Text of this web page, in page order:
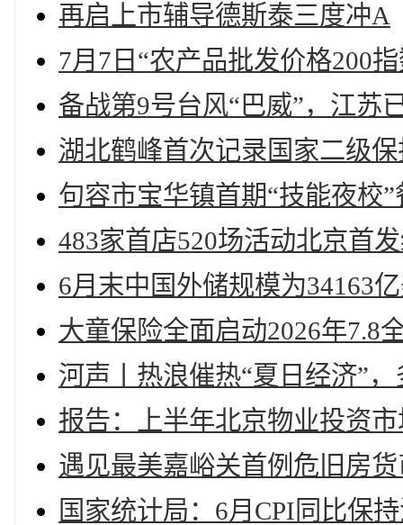
再启上市辅导德斯泰三度冲A
7月7日“农产品批发价格200
备战第9号台风“巴威”，江苏
湖北鹤峰首次记录国家二级
句容市宝华镇首期“技能夜校
483家首店520场活动北京首
6月末中国外储规模为34163
大童保险全面启动2026年7.8
河声丨热浪催热“夏日经济”
报告：上半年北京物业投资
遇见最美嘉峪关首例危旧房
国家统计局：6月CPI同比保